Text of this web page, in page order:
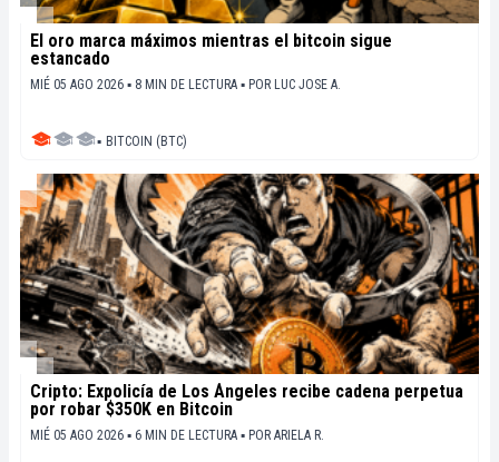
El oro marca máximos mientras el bitcoin sigue
estancado
MIÉ 05 AGO 2026 ▪ 8 MIN DE LECTURA ▪ POR LUC JOSE A.
▪ BITCOIN (BTC)
Cripto: Expolicía de Los Ángeles recibe cadena perpetua
por robar $350K en Bitcoin
MIÉ 05 AGO 2026 ▪ 6 MIN DE LECTURA ▪ POR ARIELA R.